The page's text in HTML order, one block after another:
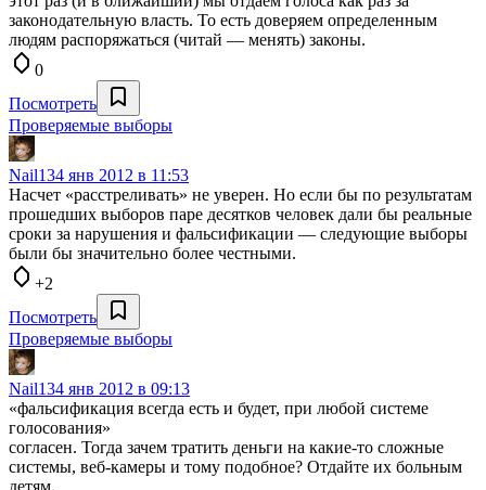
законодательную власть. То есть доверяем определенным
людям распоряжаться (читай — менять) законы.
0
Посмотреть
Проверяемые выборы
Nail134 янв 2012 в 11:53
Насчет «расстреливать» не уверен. Но если бы по результатам
прошедших выборов паре десятков человек дали бы реальные
сроки за нарушения и фальсификации — следующие выборы
были бы значительно более честными.
+2
Посмотреть
Проверяемые выборы
Nail134 янв 2012 в 09:13
«фальсификация всегда есть и будет, при любой системе
голосования»
согласен. Тогда зачем тратить деньги на какие-то сложные
системы, веб-камеры и тому подобное? Отдайте их больным
детям.